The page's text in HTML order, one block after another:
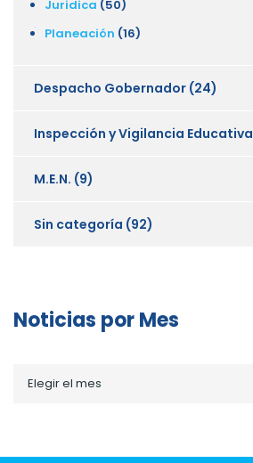
Juridica (50)
Planeación (16)
Despacho Gobernador (24)
Inspección y Vigilancia Educativa
M.E.N. (9)
Sin categoría (92)
Noticias por Mes
porElegir el mes